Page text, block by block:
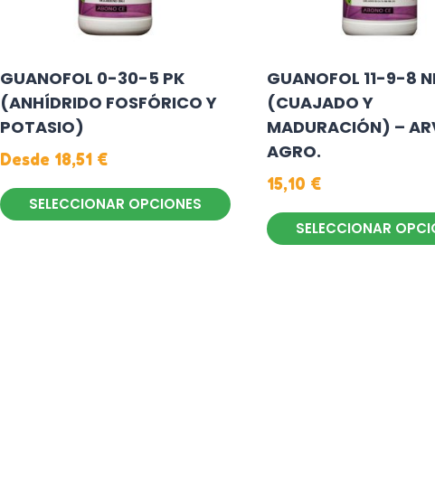
GUANOFOL 0-30-5 PK
(ANHÍDRIDO FOSFÓRICO Y
POTASIO)
Desde 18,51 €
SELECCIONAR OPCIONES
GUANOFOL 11-9-8
(CUAJADO Y
MADURACIÓN) –
AGRO.
15,10 €
SELECCIONAR